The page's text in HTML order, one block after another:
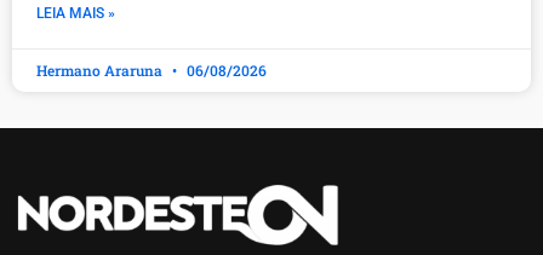
LEIA MAIS »
Hermano Araruna 06/08/2026